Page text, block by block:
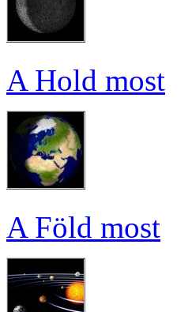
A Hold most
A Föld most